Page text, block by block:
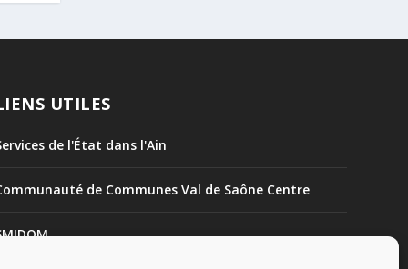
UTILES
de l'État dans l'Ain
de Communes Val de Saône Centre